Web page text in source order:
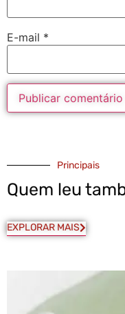
E-mail *
Principais
Quem leu
EXPLORAR MAIS